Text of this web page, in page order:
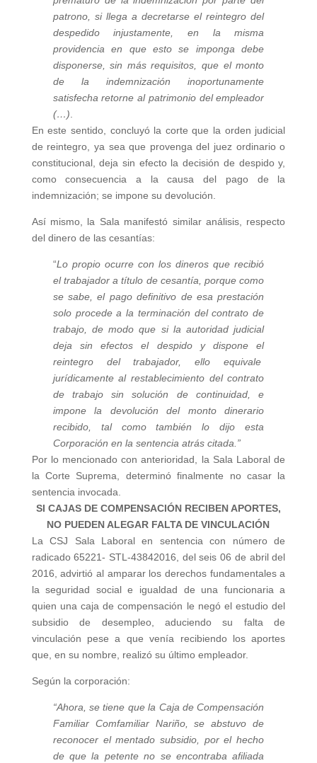
patrono, si llega a decretarse el reintegro del
despedido injustamente, en la misma
providencia en que esto se imponga debe
disponerse, sin más requisitos, que el monto
de la indemnización inoportunamente
satisfecha retorne al patrimonio del empleador
(…)
En este sentido, concluyó la corte que la orden judicial
de reintegro, ya sea que provenga del juez ordinario o
constitucional, deja sin efecto la decisión de despido y,
como consecuencia a la causa del pago de la
indemnización; se impone su devolución.
Así mismo, la Sala manifestó similar análisis, respecto
del dinero de las cesantías:
“Lo propio ocurre con los dineros que recibió
el trabajador a título de cesantía, porque como
se sabe, el pago definitivo de esa prestación
solo procede a la terminación del contrato de
trabajo, de modo que si la autoridad judicial
deja sin efectos el despido y dispone el
reintegro del trabajador, ello equivale
jurídicamente al restablecimiento del contrato
de trabajo sin solución de continuidad, e
impone la devolución del monto dinerario
recibido, tal como también lo dijo esta
Corporación en la sentencia atrás citada.”
Por lo mencionado con anterioridad, la Sala Laboral de
la Corte Suprema, determinó finalmente no casar la
sentencia invocada.
SI CAJAS DE COMPENSACIÓN RECIBEN APORTES,
NO PUEDEN ALEGAR FALTA DE VINCULACIÓN
La CSJ Sala Laboral en sentencia con número de
radicado 65221- STL-43842016, del seis 06 de abril del
2016, advirtió al amparar los derechos fundamentales a
la seguridad social e igualdad de una funcionaria a
quien una caja de compensación le negó el estudio del
subsidio de desempleo, aduciendo su falta de
vinculación pese a que venía recibiendo los aportes
que, en su nombre, realizó su último empleador.
Según la corporación:
“Ahora, se tiene que la Caja de Compensación
Familiar Comfamiliar Nariño, se abstuvo de
reconocer el mentado subsidio, por el hecho
de que la petente no se encontraba afiliada